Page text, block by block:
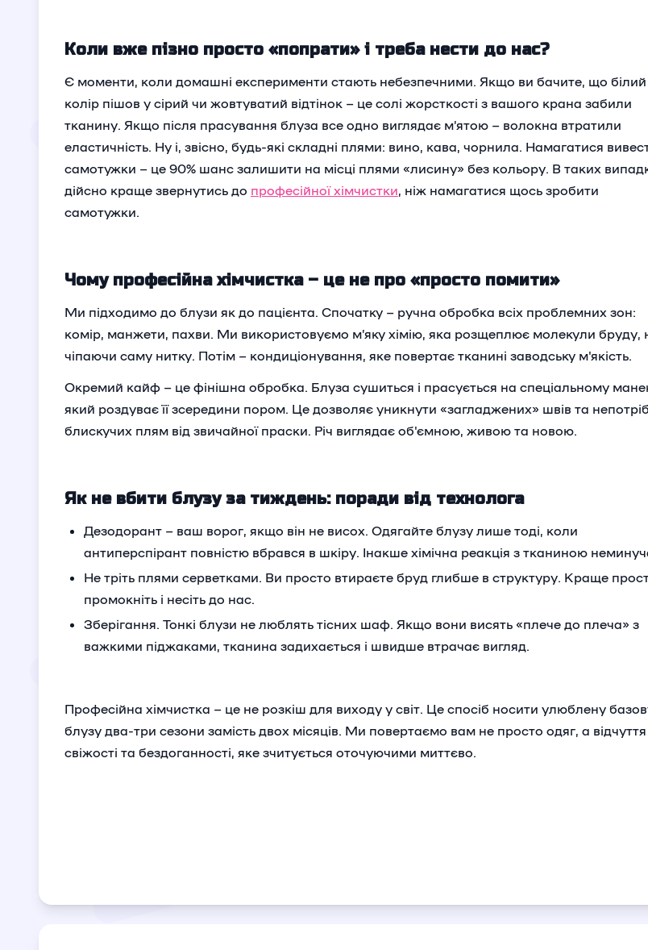
Коли вже пізно просто «попрати» і треба нести до нас?
Є моменти, коли домашні експерименти стають небезпечними. Якщо ви бачите, що білий
колір пішов у сірий чи жовтуватий відтінок – це солі жорсткості з вашого крана забили
тканину. Якщо після прасування блуза все одно виглядає м’ятою – волокна втратили
еластичність. Ну і, звісно, будь-які складні плями: вино, кава, чорнила. Намагатися
самотужки – це 90% шанс залишити на місці плями «лисину» без кольору. В таких
дійсно краще звернутись до професійної хімчистки, ніж намагатися щось зробити
самотужки.
Чому професійна хімчистка – це не про «просто помити»
Ми підходимо до блузи як до пацієнта. Спочатку – ручна обробка всіх проблемних зон:
комір, манжети, пахви. Ми використовуємо м’яку хімію, яка розщеплює молекули бруду,
чіпаючи саму нитку. Потім – кондиціонування, яке повертає тканині заводську м'якість.
Окремий кайф – це фінішна обробка. Блуза сушиться і прасується на спеціальному
який роздуває її зсередини пором. Це дозволяє уникнути «загладжених» швів та
блискучих плям від звичайної праски. Річ виглядає об'ємною, живою та новою.
Як не вбити блузу за тиждень: поради від технолога
Дезодорант – ваш ворог, якщо він не висох. Одягайте блузу лише тоді, коли
антиперспірант повністю вбрався в шкіру. Інакше хімічна реакція з тканиною
Не тріть плями серветками. Ви просто втираєте бруд глибше в структуру. Краще
промокніть і несіть до нас.
Зберігання. Тонкі блузи не люблять тісних шаф. Якщо вони висять «плече до плеча» з
важкими піджаками, тканина задихається і швидше втрачає вигляд.
Професійна хімчистка – це не розкіш для виходу у світ. Це спосіб носити улюблену
блузу два-три сезони замість двох місяців. Ми повертаємо вам не просто одяг, а відчуття
свіжості та бездоганності, яке зчитується оточуючими миттєво.